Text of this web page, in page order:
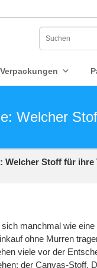
Verpackungen
Welcher
Welcher Stoff für ihre
manchmal wie
ohne Murren
viele vor der
der Canvas-Stoff.